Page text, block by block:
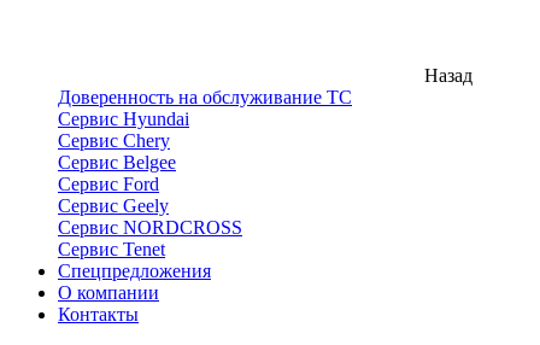
Назад
Доверенность на обслуживание ТС
Сервис Hyundai
Сервис Chery
Сервис Belgee
Сервис Ford
Сервис Geely
Сервис NORDCROSS
Сервис Tenet
Спецпредложения
О компании
Контакты